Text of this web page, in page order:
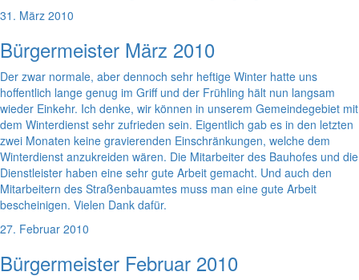
31. März 2010
Bürgermeister März 2010
Der zwar normale, aber dennoch sehr heftige Winter hatte uns
hoffentlich lange genug im Griff und der Frühling hält nun langsam
wieder Einkehr. Ich denke, wir können in unserem Gemeindegebiet mit
dem Winterdienst sehr zufrieden sein. Eigentlich gab es in den letzten
zwei Monaten keine gravierenden Einschränkungen, welche dem
Winterdienst anzukreiden wären. Die Mitarbeiter des Bauhofes und die
Dienstleister haben eine sehr gute Arbeit gemacht. Und auch den
Mitarbeitern des Straßenbauamtes muss man eine gute Arbeit
bescheinigen. Vielen Dank dafür.
27. Februar 2010
Bürgermeister Februar 2010